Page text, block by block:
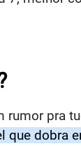
rumor pra
que dobra